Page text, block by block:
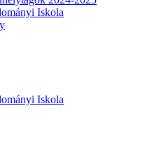
Iskola
Iskola